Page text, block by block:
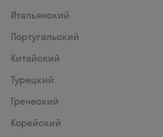
Итальянский
Португальский
Китайский
Турецкий
Греческий
Корейский